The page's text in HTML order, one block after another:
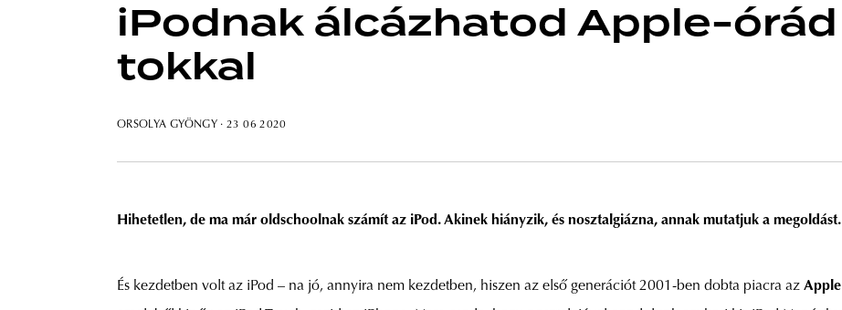
iPodnak álcázhatod Apple-órád
tokkal
ORSOLYA GYÖNGY · 23 06 2020
Hihetetlen, de ma már oldschoolnak számít az iPod. Akinek hiányzik, és nosztalgiázna, annak mutatjuk a megoldást.
És kezdetben volt az iPod – na jó, annyira nem kezdetben, hiszen az első generációt 2001-ben dobta piacra az Apple